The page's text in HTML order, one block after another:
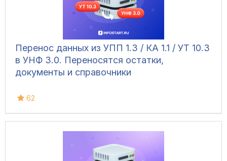
Перенос данных из УПП 1.3 / КА 1.1 / УТ 10.3
в УНФ 3.0. Переносятся остатки,
документы и справочники
62